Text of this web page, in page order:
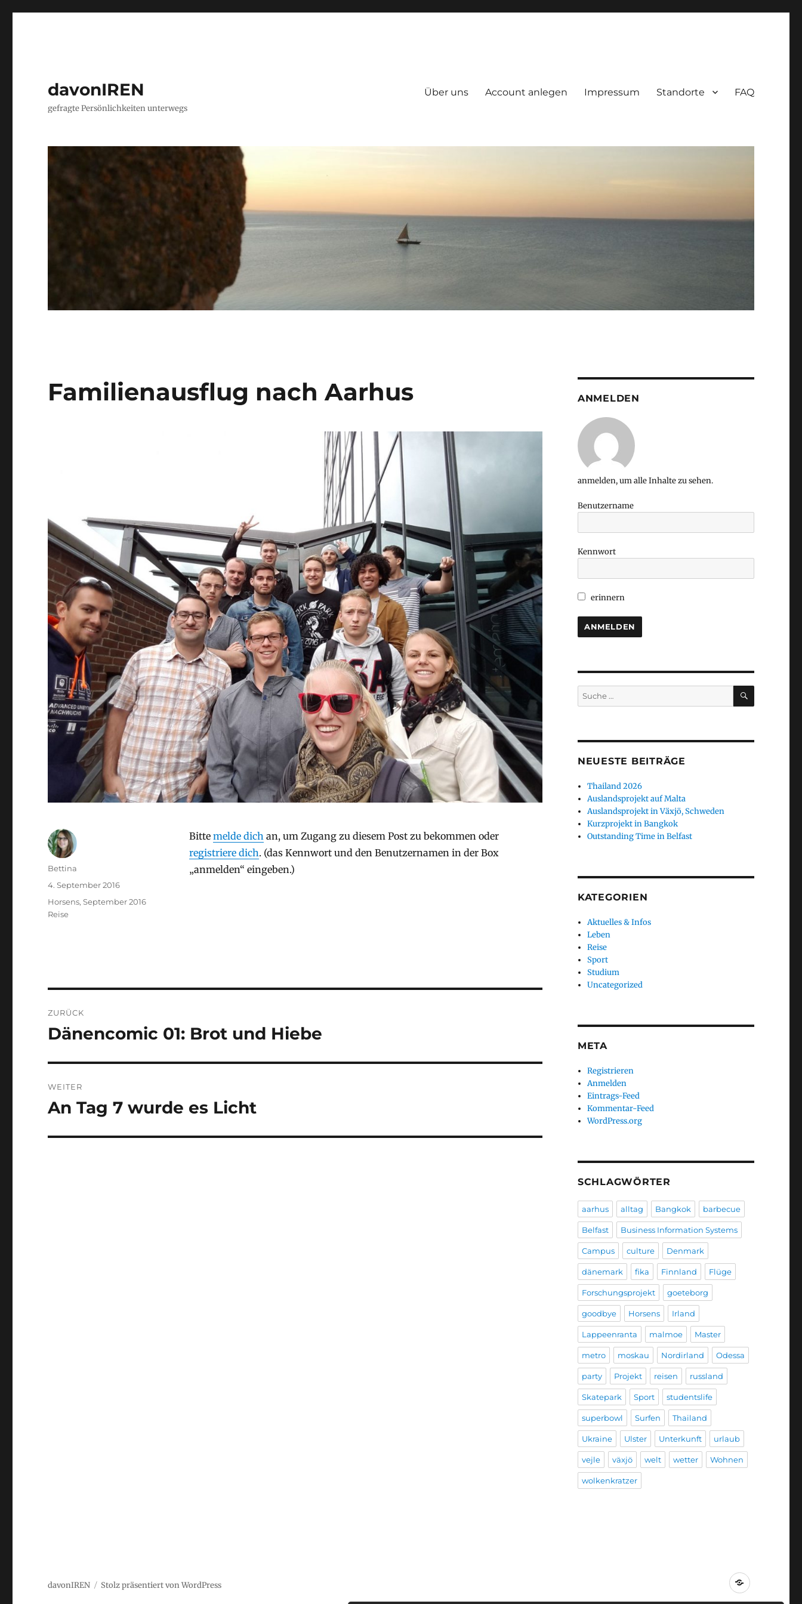
davonIREN
gefragte Persönlichkeiten unterwegs
Über uns Account anlegen Impressum Standorte FAQ
Familienausflug nach Aarhus
Bitte melde dich an, um Zugang zu diesem Post zu bekommen oder
registriere dich. (das Kennwort und den Benutzernamen in der Box
„anmelden“ eingeben.)
Autor
Bettina
Veröffentlicht
4. September 2016
Stay
Horsens, September 2016
Kategorien
Reise
ZURÜCK
Vorheriger
Dänencomic 01: Brot und Hiebe
WEITER
Nächster
An Tag 7 wurde es Licht
ANMELDEN
anmelden, um alle Inhalte zu sehen.
Benutzername
Kennwort
erinnern
Suche
nach:
SUCHEN
NEUESTE BEITRÄGE
Thailand 2026
Auslandsprojekt auf Malta
Auslandsprojekt in Växjö, Schweden
Kurzprojekt in Bangkok
Outstanding Time in Belfast
KATEGORIEN
Aktuelles & Infos
Leben
Reise
Sport
Studium
Uncategorized
META
Registrieren
Anmelden
Eintrags-Feed
Kommentar-Feed
WordPress.org
SCHLAGWÖRTER
aarhus alltag Bangkok barbecue
Belfast Business Information Systems
Campus culture Denmark
dänemark fika Finnland Flüge
Forschungsprojekt goeteborg
goodbye Horsens Irland
Lappeenranta malmoe Master
metro moskau Nordirland Odessa
party Projekt reisen russland
Skatepark Sport studentslife
superbowl Surfen Thailand
Ukraine Ulster Unterkunft urlaub
vejle växjö welt wetter Wohnen
wolkenkratzer
Impressum
davonIREN Stolz präsentiert von WordPress